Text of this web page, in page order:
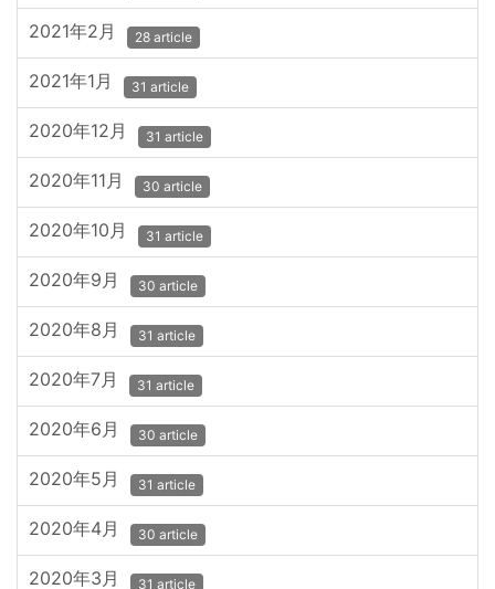
2021年2月 28 article
2021年1月 31 article
2020年12月 31 article
2020年11月 30 article
2020年10月 31 article
2020年9月 30 article
2020年8月 31 article
2020年7月 31 article
2020年6月 30 article
2020年5月 31 article
2020年4月 30 article
2020年3月 31 article